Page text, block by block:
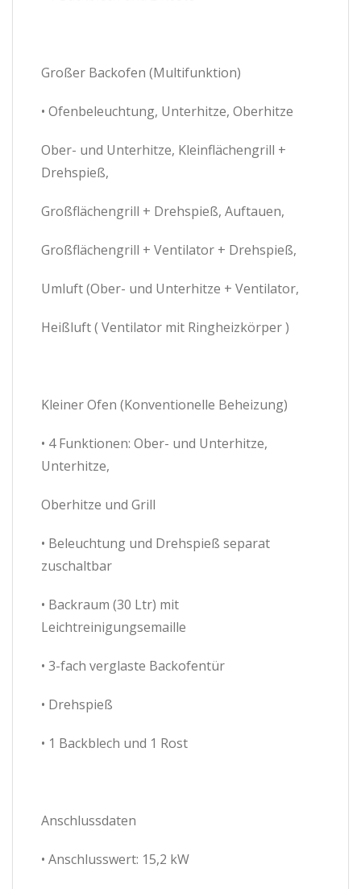
Großer Backofen (Multifunktion)
• Ofenbeleuchtung, Unterhitze, Oberhitze
Ober- und Unterhitze, Kleinflächengrill +
Drehspieß,
Großflächengrill + Drehspieß, Auftauen,
Großflächengrill + Ventilator + Drehspieß,
Umluft (Ober- und Unterhitze + Ventilator,
Heißluft ( Ventilator mit Ringheizkörper )
Kleiner Ofen (Konventionelle Beheizung)
• 4 Funktionen: Ober- und Unterhitze,
Unterhitze,
Oberhitze und Grill
• Beleuchtung und Drehspieß separat
zuschaltbar
• Backraum (30 Ltr) mit
Leichtreinigungsemaille
• 3-fach verglaste Backofentür
• Drehspieß
• 1 Backblech und 1 Rost
Anschlussdaten
• Anschlusswert: 15,2 kW